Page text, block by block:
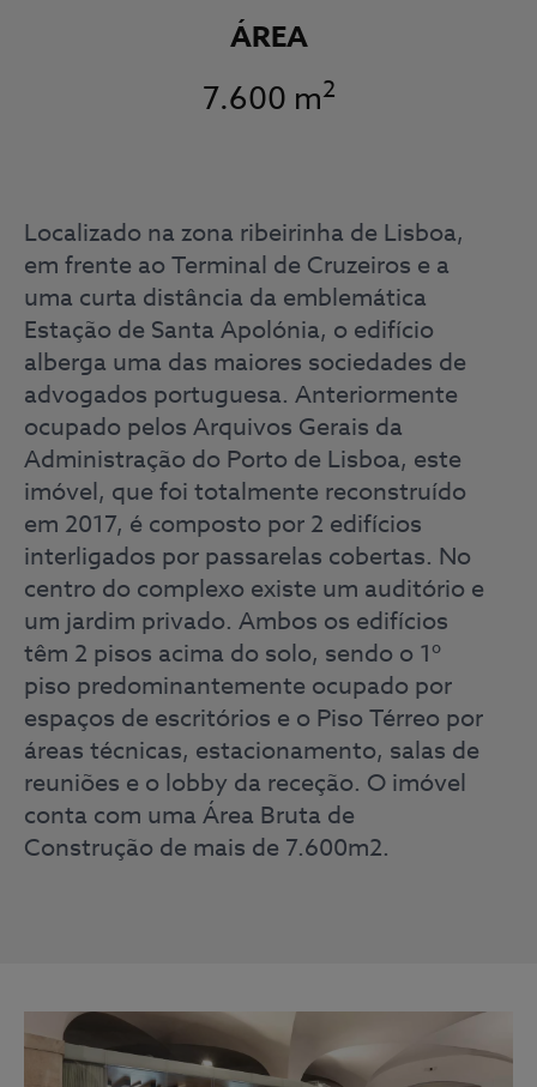
ÁREA
7.600 m2
Localizado na zona ribeirinha de Lisboa,
em frente ao Terminal de Cruzeiros e a
uma curta distância da emblemática
Estação de Santa Apolónia, o edifício
alberga uma das maiores sociedades de
advogados portuguesa. Anteriormente
ocupado pelos Arquivos Gerais da
Administração do Porto de Lisboa, este
imóvel, que foi totalmente reconstruído
em 2017, é composto por 2 edifícios
interligados por passarelas cobertas. No
centro do complexo existe um auditório e
um jardim privado. Ambos os edifícios
têm 2 pisos acima do solo, sendo o 1º
piso predominantemente ocupado por
espaços de escritórios e o Piso Térreo por
áreas técnicas, estacionamento, salas de
reuniões e o lobby da receção. O imóvel
conta com uma Área Bruta de
Construção de mais de 7.600m2.